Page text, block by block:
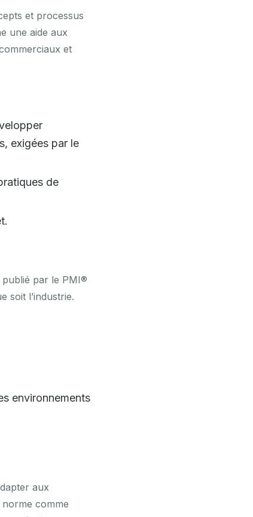
et processus
une aide aux
et
exigées par le
de
publié par le PMI®
soit l’industrie.
environnements
aux
comme